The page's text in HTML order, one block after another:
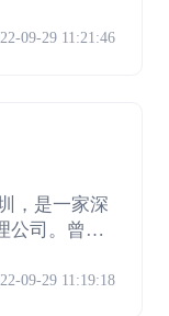
09-29 11:21:46
，是一家深
公司。曾服
造新营销也
09-29 11:19:18